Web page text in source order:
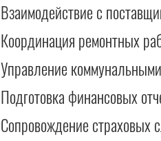
Взаимодействие с
Координация ремонтных
Управление
Подготовка финансовых
Сопровождение страховых